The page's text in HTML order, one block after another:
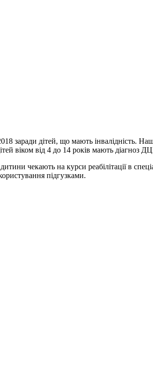
дітей, що мають інвалідність. Наш
віком від 4 до 14 років мають діагноз
чекають на курси реабілітації в
підгузками.